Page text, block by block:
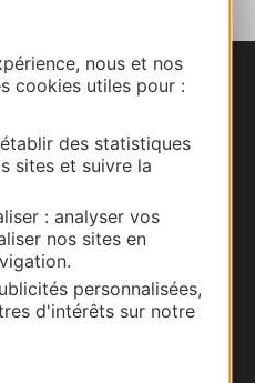
nous et nos
cookies utiles pour :
des statistiques
sites et suivre la
: analyser vos
nos sites en
personnalisées,
d'intérêts sur notre